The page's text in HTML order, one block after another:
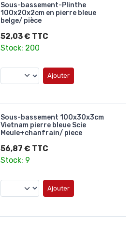
Sous-bassement-Plinthe
100x20x2cm en pierre bleue
belge/ pièce
52,03 € TTC
Stock: 200
Ajouter
Sous-bassement 100x30x3cm
Vietnam pierre bleue Scie
Meule+chanfrain/ piece
56,87 € TTC
Stock: 9
Ajouter